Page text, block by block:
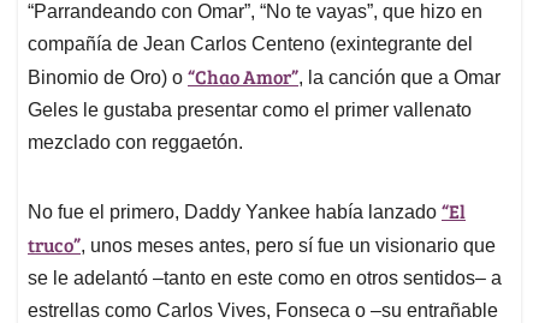
“Parrandeando con Omar”, “No te vayas”, que hizo en
compañía de Jean Carlos Centeno (exintegrante del
Binomio de Oro) o “Chao Amor”, la canción que a Omar
Geles le gustaba presentar como el primer vallenato
mezclado con reggaetón.
No fue el primero, Daddy Yankee había lanzado “El
truco”, unos meses antes, pero sí fue un visionario que
se le adelantó –tanto en este como en otros sentidos– a
estrellas como Carlos Vives, Fonseca o –su entrañable